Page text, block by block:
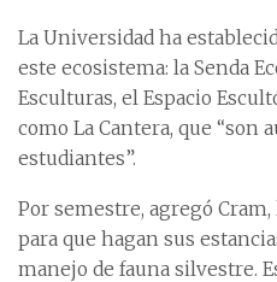
La Universidad ha
este ecosistema: la Senda
Esculturas, el Espacio
como La Cantera, que “son
estudiantes”.
Por semestre, agregó
para que hagan sus
manejo de fauna silvestre.